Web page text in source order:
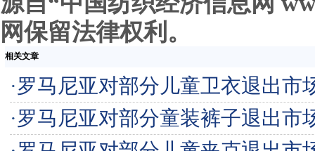
网保留法律权利。
相关文章
·罗马尼亚对部分儿童卫衣退出市
·罗马尼亚对部分童装裤子退出市